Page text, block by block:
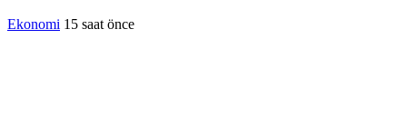
Ekonomi 15 saat önce